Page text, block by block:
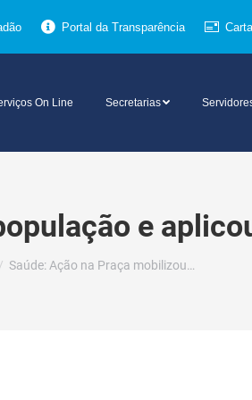
Portal da Transparência
On Line Secretarias
e
Saúde: Ação na Praça mobilizou…